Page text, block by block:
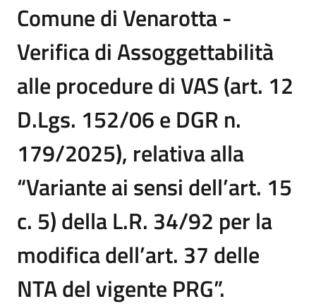
Comune di Venarotta -
Verifica di Assoggettabilità
alle procedure di VAS (art. 12
D.Lgs. 152/06 e DGR n.
179/2025), relativa alla
“Variante ai sensi dell’art. 15
c. 5) della L.R. 34/92 per la
modifica dell’art. 37 delle
NTA del vigente PRG”.